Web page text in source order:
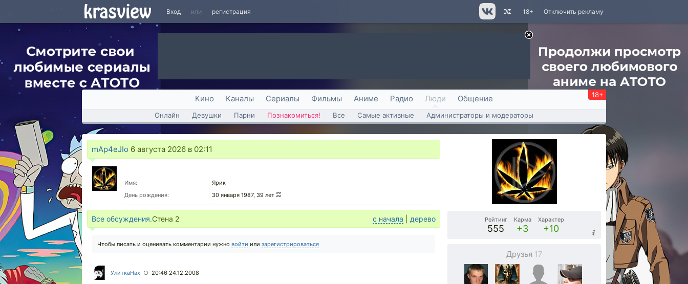
Вход или регистрация Отключить рекламу
18+
Кино Каналы Сериалы Фильмы Аниме Радио Люди Общение 18+
Онлайн Девушки Парни Познакомиться! Все Самые активные Администраторы и модераторы
mAp4eJIo 6 августа 2026 в 02:11
Имя:
Ярик
День рождения:
30 января 1987, 39 лет
Все обсуждения.Стена 2 с начала дерево
Чтобы писать и оценивать комментарии нужно войти или зарегистрироваться
УлиткаНах ○ 20:46 24.12.2008
Рейтинг
555
Карма
+3
Характер
+10
Друзья 17